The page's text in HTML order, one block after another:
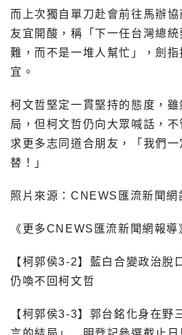
而上次獨自單刀赴會前往馬辦
友宜開酸，稱「下一任台灣總
難，而不是一堆人幫忙」，劍
宜。
柯文哲堅定一貫堅持的態度，
局，但柯文哲仍向大眾喊話，
求更多志同道合朋友，「我們
替！」
照片來源：CNEWS匯流新聞網
《更多CNEWS匯流新聞網報導
【柯郭侯3-2】藍白合變政治脫
仍喚不回柯文哲
【柯郭侯3-3】郭台銘化身在野